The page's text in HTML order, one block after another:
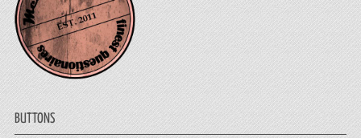
BUTTONS